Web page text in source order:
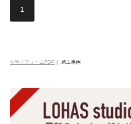
1
住宅リフォームTOP ｜ 施工事例